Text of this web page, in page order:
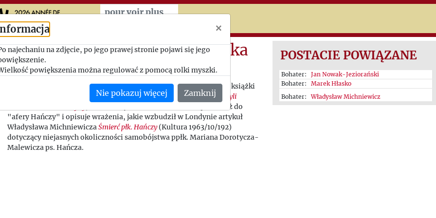
Przeskocz do treści zasadniczej
pour voir plus
Czym żyje emigracja londyńska
1963-11-02, Tymon Terlecki - Jerzy Giedroyc
Terlecki prosi o przysłanie egzemplarza (a choćby i maszynopisu) książki
Hłaski, która dopiero ma się ukazać - być może chodzi oWszyscy byli
, które IL wyda w 1964 r. Odnosi się również do
"afery Hańczy" i opisuje wrażenia, jakie wzbudził w Londynie artykuł
Władysława MichniewiczaŚmierć płk. Hańczy(Kultura 1963/10/192)
dotyczący niejasnych okoliczności samobójstwa ppłk. Mariana Dorotycza-
Malewicza ps. Hańcza.
POSTACIE POWIĄZANE
Bohater:
Jan Nowak-Jeziorański
Bohater:
Marek Hłasko
Bohater:
Władysław Michniewicz
×
najechaniu na zdjęcie, po jego prawej stronie pojawi się jego
powiększenia można regulować z pomocą rolki myszki.
Nie pokazuj więcej Zamknij